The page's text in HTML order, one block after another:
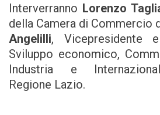
Interverranno Lorenzo
della Camera di Commercio
Angelilli, Vicepresidente
Sviluppo economico,
Industria e
Regione Lazio.